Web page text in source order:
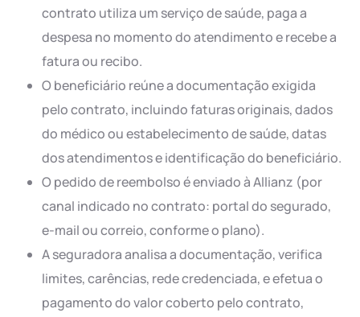
contrato utiliza um serviço de saúde, paga a
despesa no momento do atendimento e recebe a
fatura ou recibo.
O beneficiário reúne a documentação exigida
pelo contrato, incluindo faturas originais, dados
do médico ou estabelecimento de saúde, datas
dos atendimentos e identificação do beneficiário.
O pedido de reembolso é enviado à Allianz (por
canal indicado no contrato: portal do segurado,
e-mail ou correio, conforme o plano).
A seguradora analisa a documentação, verifica
limites, carências, rede credenciada, e efetua o
pagamento do valor coberto pelo contrato,